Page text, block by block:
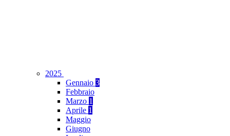
2025
Gennaio 3
Febbraio
Marzo 1
Aprile 1
Maggio
Giugno